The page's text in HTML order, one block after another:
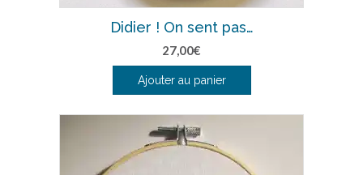
Didier ! On sent pas…
27,00€
Ajouter au panier